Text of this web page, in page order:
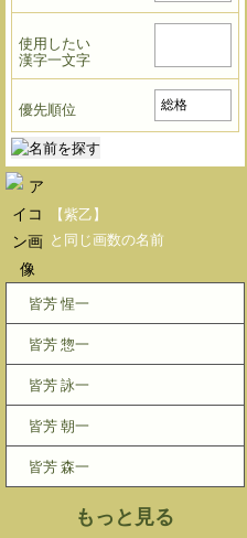
使用したい
漢字一文字
優先順位
【紫乙】
と同じ画数の名前
皆芳 惺一
皆芳 惣一
皆芳 詠一
皆芳 朝一
皆芳 森一
もっと見る